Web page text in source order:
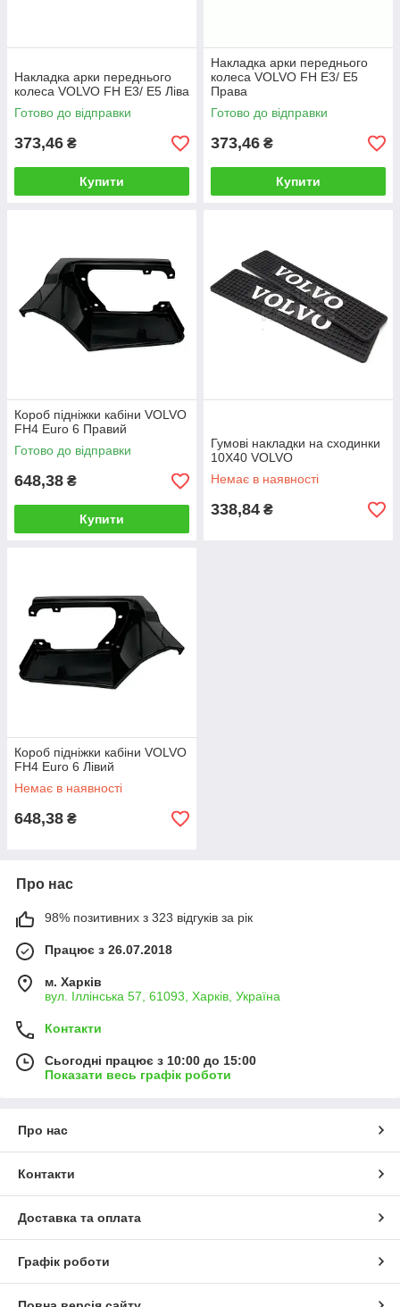
Накладка арки переднього
колеса VOLVO FH E3/ E5 Ліва
Готово до відправки
373,46 ₴
Купити
Накладка арки переднього
колеса VOLVO FH E3/ E5
Права
Готово до відправки
373,46 ₴
Купити
Короб підніжки кабіни VOLVO
FH4 Euro 6 Правий
Готово до відправки
648,38 ₴
Купити
Гумові накладки на сходинки
10X40 VOLVO
Немає в наявності
338,84 ₴
Короб підніжки кабіни VOLVO
FH4 Euro 6 Лівий
Немає в наявності
648,38 ₴
Про нас
98% позитивних з 323 відгуків за рік
Працює з 26.07.2018
м. Харків
вул. Іллінська 57, 61093, Харків, Україна
Контакти
Сьогодні працює з 10:00 до 15:00
Показати весь графік роботи
Про нас
Контакти
Доставка та оплата
Графік роботи